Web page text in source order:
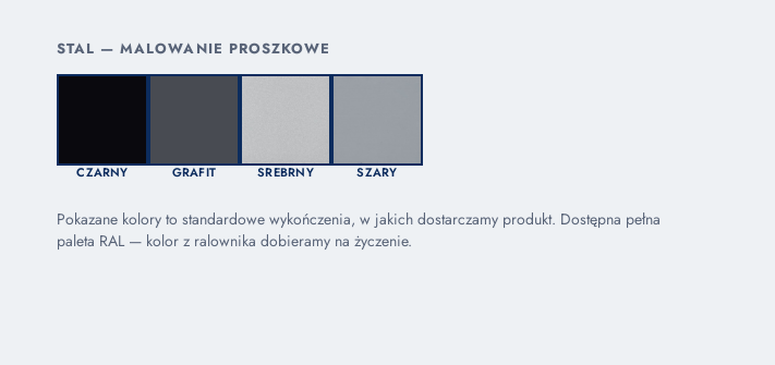
STAL — MALOWANIE PROSZKOWE
CZARNY GRAFIT SREBRNY SZARY
Pokazane kolory to standardowe wykończenia, w jakich dostarczamy produkt. Dostępna pełna
paleta RAL — kolor z ralownika dobieramy na życzenie.